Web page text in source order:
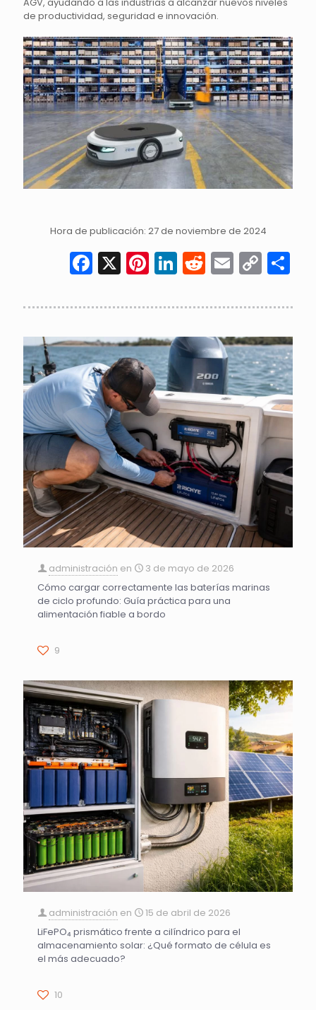
de productividad, seguridad e innovación.
Hora de publicación: 27 de noviembre de 2024
Facebook
X Pinterest
LinkedIn
Reddit
Email
Link
administración en
3 de mayo de 2026
Cómo cargar correctamente las baterías marinas
de ciclo profundo: Guía práctica para una
alimentación fiable a bordo
9
administración en
15 de abril de 2026
LiFePO₄ prismático frente a cilíndrico para el
almacenamiento solar: ¿Qué formato de célula es
el más adecuado?
10